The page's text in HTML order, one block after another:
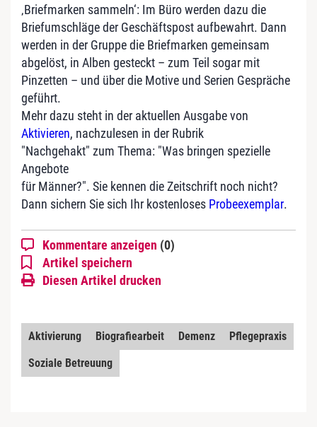
‚Briefmarken sammeln‘: Im Büro werden dazu die
Briefumschläge der Geschäftspost aufbewahrt. Dann
werden in der Gruppe die Briefmarken gemeinsam
abgelöst, in Alben gesteckt – zum Teil sogar mit
Pinzetten – und über die Motive und Serien Gespräche
geführt.
Mehr dazu steht in der aktuellen Ausgabe von
Aktivieren, nachzulesen in der Rubrik
"Nachgehakt" zum Thema: "Was bringen spezielle
Angebote
für Männer?". Sie kennen die Zeitschrift noch nicht?
Dann sichern Sie sich Ihr kostenloses Probeexemplar.
Kommentare anzeigen (0)
Artikel speichern
Diesen Artikel drucken
Aktivierung Biografiearbeit Demenz
Pflegepraxis
Soziale Betreuung